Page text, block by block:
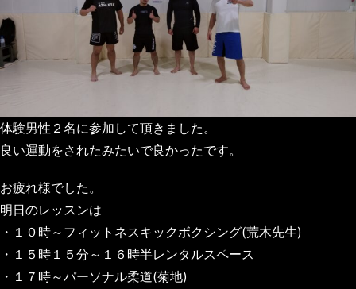
体験男性２名に参加して頂きました。
良い運動をされたみたいで良かったです。
お疲れ様でした。
明日のレッスンは
・１０時～フィットネスキックボクシング(荒木先生)
・１５時１５分～１６時半レンタルスペース
・１７時～パーソナル柔道(菊地)